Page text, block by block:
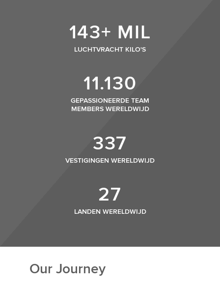
143+ MIL
LUCHTVRACHT KILO'S
11.130
GEPASSIONEERDE TEAM
MEMBERS WERELDWIJD
337
VESTIGINGEN WERELDWIJD
27
LANDEN WERELDWIJD
Our Journey